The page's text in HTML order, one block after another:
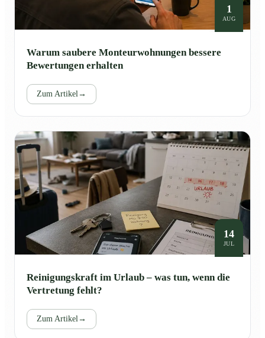
1
AUG
Warum saubere Monteurwohnungen bessere
Bewertungen erhalten
Zum Artikel →
14
JUL
Reinigungskraft im Urlaub – was tun, wenn die
Vertretung fehlt?
Zum Artikel →